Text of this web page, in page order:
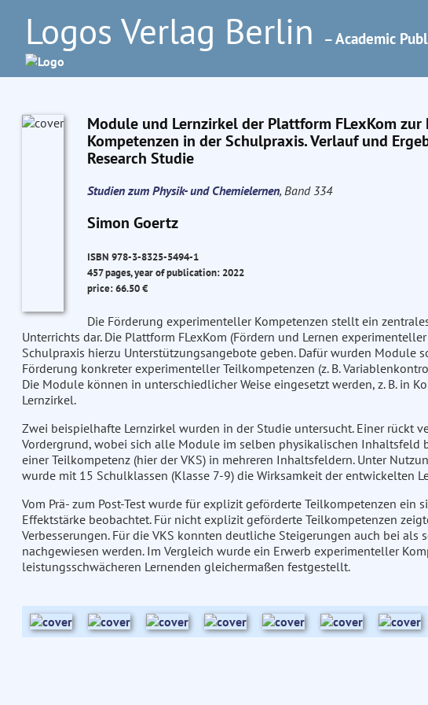
Logos Verlag Berlin – Academic
Module und Lernzirkel der Plattform FLexKom
Kompetenzen in der Schulpraxis. Verlauf und
Research Studie
Studien zum Physik- und Chemielernen, Band 334
Simon Goertz
ISBN 978-3-8325-5494-1
457 pages, year of publication: 2022
price: 66.50 €
Die Förderung experimenteller Kompetenzen stellt ein
Unterrichts dar. Die Plattform FLexKom (Fördern und Lernen
Schulpraxis hierzu Unterstützungsangebote geben. Dafür wurden Module
Förderung konkreter experimenteller Teilkompetenzen (z. B.
Die Module können in unterschiedlicher Weise eingesetzt werden, z. B. in
Lernzirkel.
Zwei beispielhafte Lernzirkel wurden in der Studie untersucht. Einer rückt
Vordergrund, wobei sich alle Module im selben physikalischen Inhaltsfeld
einer Teilkompetenz (hier der VKS) in mehreren Inhaltsfeldern. Unter
wurde mit 15 Schulklassen (Klasse 7-9) die Wirksamkeit der entwickelten
Vom Prä- zum Post-Test wurde für explizit geförderte Teilkompetenzen ein
Effektstärke beobachtet. Für nicht explizit geförderte Teilkompetenzen
Verbesserungen. Für die VKS konnten deutliche Steigerungen auch bei als
nachgewiesen werden. Im Vergleich wurde ein Erwerb experimenteller
leistungsschwächeren Lernenden gleichermaßen festgestellt.